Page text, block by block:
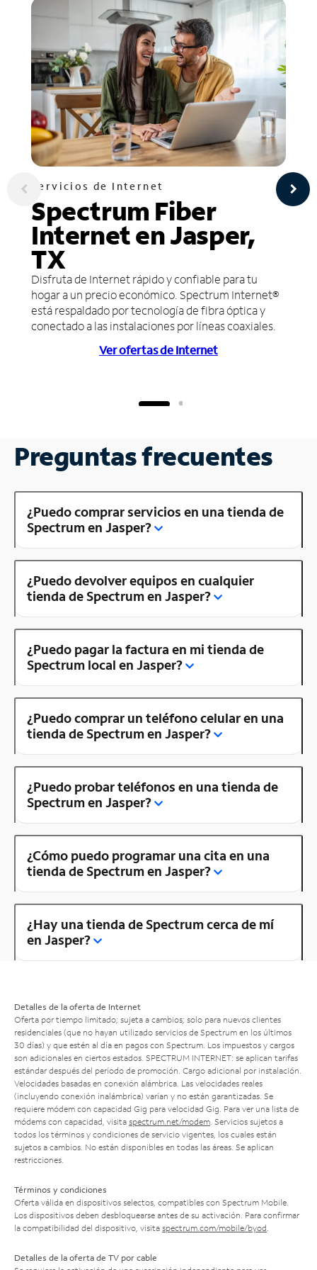
Servicios de Internet
Spectrum Fiber
Internet en Jasper,
TX
Disfruta de Internet rápido y confiable para tu
hogar a un precio económico. Spectrum Internet®
está respaldado por tecnología de fibra óptica y
conectado a las instalaciones por líneas coaxiales.
Ver ofertas de Internet
Preguntas frecuentes
¿Puedo comprar servicios en una tienda de
Spectrum en Jasper?
¿Puedo devolver equipos en cualquier
tienda de Spectrum en Jasper?
¿Puedo pagar la factura en mi tienda de
Spectrum local en Jasper?
¿Puedo comprar un teléfono celular en una
tienda de Spectrum en Jasper?
¿Puedo probar teléfonos en una tienda de
Spectrum en Jasper?
¿Cómo puedo programar una cita en una
tienda de Spectrum en Jasper?
¿Hay una tienda de Spectrum cerca de mí
en Jasper?
Detalles de la oferta de Internet
Oferta por tiempo limitado; sujeta a cambios; solo para nuevos clientes
residenciales (que no hayan utilizado servicios de Spectrum en los últimos
30 días) y que estén al día en pagos con Spectrum. Los impuestos y cargos
son adicionales en ciertos estados. SPECTRUM INTERNET: se aplican tarifas
estándar después del período de promoción. Cargo adicional por instalación.
Velocidades basadas en conexión alámbrica. Las velocidades reales
(incluyendo conexión inalámbrica) varían y no están garantizadas. Se
requiere módem con capacidad Gig para velocidad Gig. Para ver una lista de
módems con capacidad, visita spectrum.net/modem . Servicios sujetos a
todos los términos y condiciones de servicio vigentes, los cuales están
sujetos a cambios. No están disponibles en todas las áreas. Se aplican
restricciones.
Términos y condiciones
Oferta válida en dispositivos selectos, compatibles con Spectrum Mobile.
Los dispositivos deben desbloquearse antes de su activación. Para confirmar
la compatibilidad del dispositivo, visita spectrum.com/mobile/byod
Detalles de la oferta de TV por cable